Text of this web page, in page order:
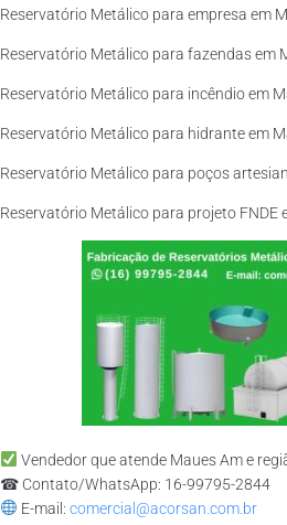
Reservatório Metálico para empresa em
Reservatório Metálico para fazendas em
Reservatório Metálico para incêndio em
Reservatório Metálico para hidrante em
Reservatório Metálico para poços
Reservatório Metálico para projeto FNDE
Vendedor que atende Maues Am e
☎ Contato/WhatsApp: 16-99795-2844
E-mail: comercial@acorsan.com.br